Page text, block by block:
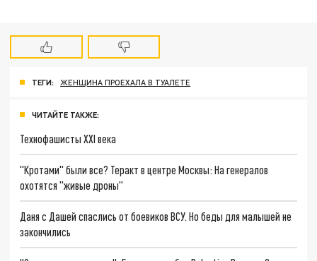
ТЕГИ: ЖЕНЩИНА ПРОЕХАЛА В ТУАЛЕТЕ
ЧИТАЙТЕ ТАКЖЕ:
Технофашисты XXI века
"Кротами" были все? Теракт в центре Москвы: На генералов
охотятся "живые дроны"
Даня с Дашей спаслись от боевиков ВСУ. Но беды для малышей не
закончились